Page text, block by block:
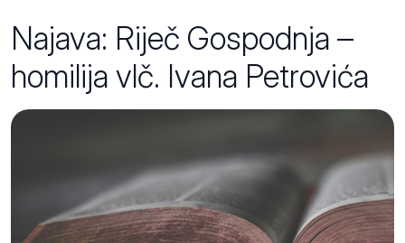
Najava: Riječ Gospodnja –
homilija vlč. Ivana Petrovića